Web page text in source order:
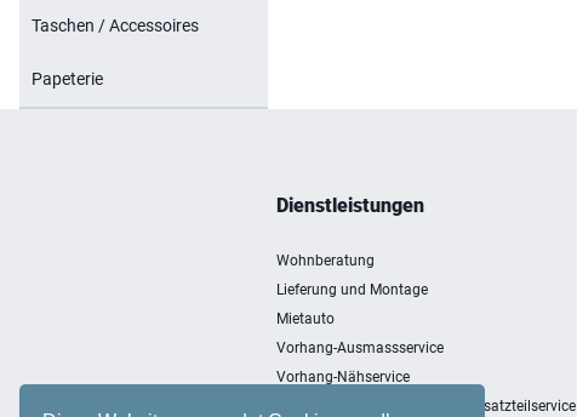
Taschen / Accessoires
Papeterie
Dienstleistungen
Wohnberatung
Lieferung und Montage
Mietauto
Vorhang-Ausmassservice
Vorhang-Nähservice
Entsorgung, Einlagerung und Ersatzteilservice